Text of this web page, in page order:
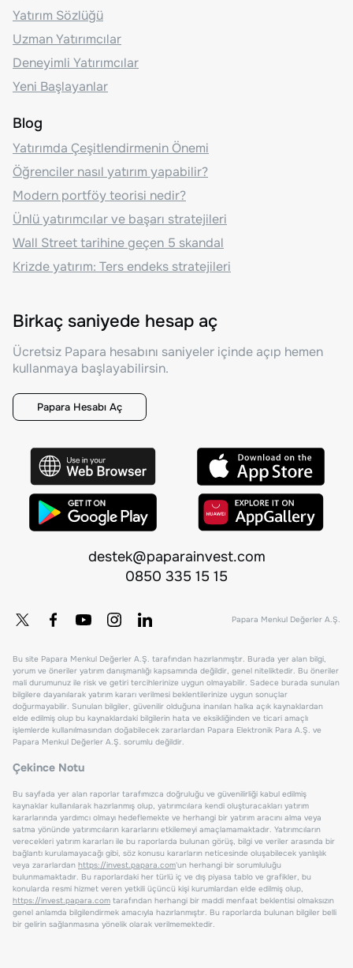
Yatırım Sözlüğü
Uzman Yatırımcılar
Deneyimli Yatırımcılar
Yeni Başlayanlar
Blog
Yatırımda Çeşitlendirmenin Önemi
Öğrenciler nasıl yatırım yapabilir?
Modern portföy teorisi nedir?
Ünlü yatırımcılar ve başarı stratejileri
Wall Street tarihine geçen 5 skandal
Krizde yatırım: Ters endeks stratejileri
Birkaç saniyede hesap aç
Ücretsiz Papara hesabını saniyeler içinde açıp hemen
kullanmaya başlayabilirsin.
Papara Hesabı Aç
destek@paparainvest.com
0850 335 15 15
Papara Menkul Değerler A.Ş.
Bu site Papara Menkul Değerler A.Ş. tarafından hazırlanmıştır. Burada yer alan bilgi,
yorum ve öneriler yatırım danışmanlığı kapsamında değildir, genel niteliktedir. Bu öneriler
mali durumunuz ile risk ve getiri tercihlerinize uygun olmayabilir. Sadece burada sunulan
bilgilere dayanılarak yatırım kararı verilmesi beklentilerinize uygun sonuçlar
doğurmayabilir. Sunulan bilgiler, güvenilir olduğuna inanılan halka açık kaynaklardan
elde edilmiş olup bu kaynaklardaki bilgilerin hata ve eksikliğinden ve ticari amaçlı
işlemlerde kullanılmasından doğabilecek zararlardan Papara Elektronik Para A.Ş. ve
Papara Menkul Değerler A.Ş. sorumlu değildir.
Çekince Notu
Bu sayfada yer alan raporlar tarafımızca doğruluğu ve güvenilirliği kabul edilmiş
kaynaklar kullanılarak hazırlanmış olup, yatırımcılara kendi oluşturacakları yatırım
kararlarında yardımcı olmayı hedeflemekte ve herhangi bir yatırım aracını alma veya
satma yönünde yatırımcıların kararlarını etkilemeyi amaçlamamaktadır. Yatırımcıların
verecekleri yatırım kararları ile bu raporlarda bulunan görüş, bilgi ve veriler arasında bir
bağlantı kurulamayacağı gibi, söz konusu kararların neticesinde oluşabilecek yanlışlık
veya zararlardan https://invest.papara.com'un herhangi bir sorumluluğu
bulunmamaktadır. Bu raporlardaki her türlü iç ve dış piyasa tablo ve grafikler, bu
konularda resmi hizmet veren yetkili üçüncü kişi kurumlardan elde edilmiş olup,
https://invest.papara.com tarafından herhangi bir maddi menfaat beklentisi olmaksızın
genel anlamda bilgilendirmek amacıyla hazırlanmıştır. Bu raporlarda bulunan bilgiler belli
bir gelirin sağlanmasına yönelik olarak verilmemektedir.